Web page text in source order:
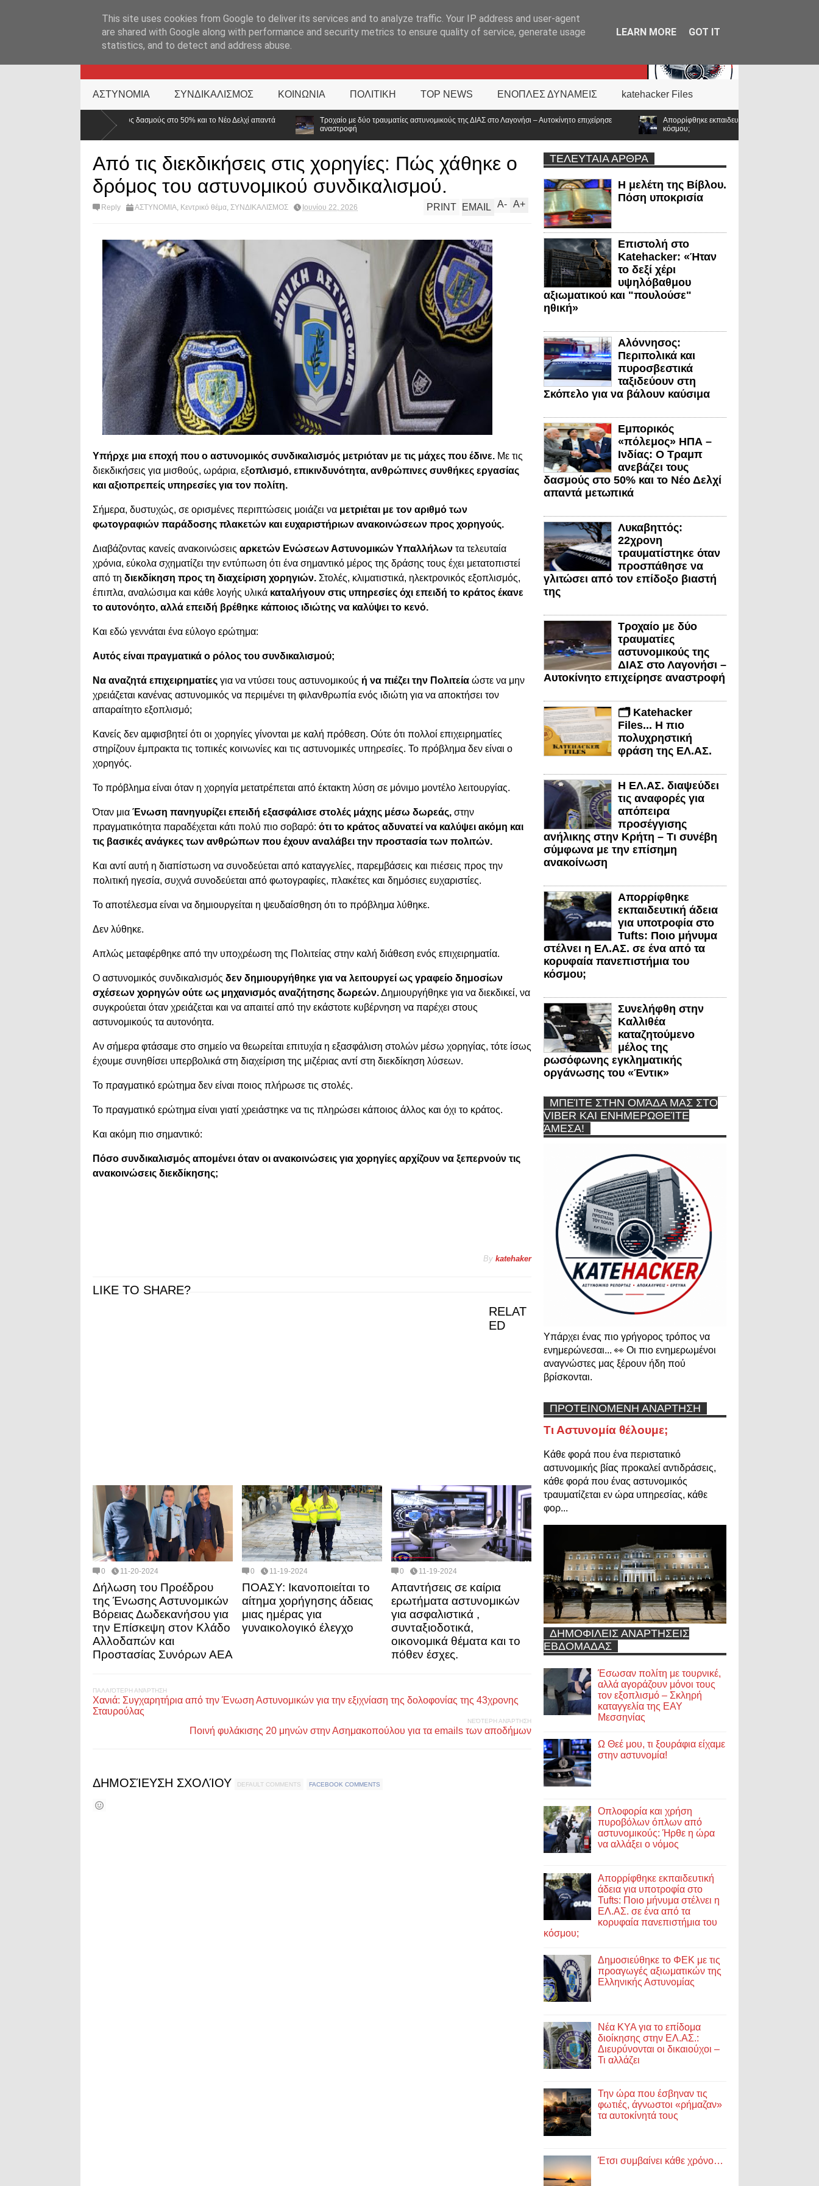
KATEHACKER
ΑΣΤΥΝΟΜΙΑ ΣΥΝΔΙΚΑΛΙΣΜΟΣ ΚΟΙΝΩΝΙΑ ΠΟΛΙΤΙΚΗ TOP NEWS ΕΝΟΠΛΕΣ ΔΥΝΑΜΕΙΣ katehacker Files
τους δασμούς στο 50% και το Νέο Δελχί απαντά
Τροχαίο με δύο τραυματίες αστυνομικούς της ΔΙΑΣ στο Λαγονήσι – Αυτοκίνητο επιχείρησε
Απορρίφθηκε εκπαιδευτική άδεια για υποτροφία στο Tufts: Ποιο μήνυμα
Από τις διεκδικήσεις στις χορηγίες: Πώς χάθηκε ο
δρόμος του αστυνομικού συνδικαλισμού.
Reply ΑΣΤΥΝΟΜΙΑ, Κεντρικό θέμα, ΣΥΝΔΙΚΑΛΙΣΜΟΣ Ιουνίου 22, 2026 A+
A-
PRINT EMAIL
Υπήρχε μια εποχή που ο αστυνομικός συνδικαλισμός μετριόταν με τις μάχες που έδινε. Με τις
διεκδικήσεις για μισθούς, ωράρια, εξοπλισμό, επικινδυνότητα, ανθρώπινες συνθήκες εργασίας
και αξιοπρεπείς υπηρεσίες για τον πολίτη.
Σήμερα, δυστυχώς, σε ορισμένες περιπτώσεις μοιάζει να μετριέται με τον αριθμό των
φωτογραφιών παράδοσης πλακετών και ευχαριστήριων ανακοινώσεων προς χορηγούς.
Διαβάζοντας κανείς ανακοινώσεις αρκετών Ενώσεων Αστυνομικών Υπαλλήλων τα τελευταία
χρόνια, εύκολα σχηματίζει την εντύπωση ότι ένα σημαντικό μέρος της δράσης τους έχει μετατοπιστεί
από τη διεκδίκηση προς τη διαχείριση χορηγιών. Στολές, κλιματιστικά, ηλεκτρονικός εξοπλισμός,
έπιπλα, αναλώσιμα και κάθε λογής υλικά καταλήγουν στις υπηρεσίες όχι επειδή το κράτος έκανε
το αυτονόητο, αλλά επειδή βρέθηκε κάποιος ιδιώτης να καλύψει το κενό.
Και εδώ γεννάται ένα εύλογο ερώτημα:
Αυτός είναι πραγματικά ο ρόλος του συνδικαλισμού;
Να αναζητά επιχειρηματίες για να ντύσει τους αστυνομικούς ή να πιέζει την Πολιτεία ώστε να μην
χρειάζεται κανένας αστυνομικός να περιμένει τη φιλανθρωπία ενός ιδιώτη για να αποκτήσει τον
απαραίτητο εξοπλισμό;
Κανείς δεν αμφισβητεί ότι οι χορηγίες γίνονται με καλή πρόθεση. Ούτε ότι πολλοί επιχειρηματίες
στηρίζουν έμπρακτα τις τοπικές κοινωνίες και τις αστυνομικές υπηρεσίες. Το πρόβλημα δεν είναι ο
χορηγός.
Το πρόβλημα είναι όταν η χορηγία μετατρέπεται από έκτακτη λύση σε μόνιμο μοντέλο λειτουργίας.
Όταν μια Ένωση πανηγυρίζει επειδή εξασφάλισε στολές μάχης μέσω δωρεάς, στην
πραγματικότητα παραδέχεται κάτι πολύ πιο σοβαρό: ότι το κράτος αδυνατεί να καλύψει ακόμη και
τις βασικές ανάγκες των ανθρώπων που έχουν αναλάβει την προστασία των πολιτών.
Και αντί αυτή η διαπίστωση να συνοδεύεται από καταγγελίες, παρεμβάσεις και πιέσεις προς την
πολιτική ηγεσία, συχνά συνοδεύεται από φωτογραφίες, πλακέτες και δημόσιες ευχαριστίες.
Το αποτέλεσμα είναι να δημιουργείται η ψευδαίσθηση ότι το πρόβλημα λύθηκε.
Δεν λύθηκε.
Απλώς μεταφέρθηκε από την υποχρέωση της Πολιτείας στην καλή διάθεση ενός επιχειρηματία.
Ο αστυνομικός συνδικαλισμός δεν δημιουργήθηκε για να λειτουργεί ως γραφείο δημοσίων
σχέσεων χορηγών ούτε ως μηχανισμός αναζήτησης δωρεών.Δημιουργήθηκε για να διεκδικεί, να
συγκρούεται όταν χρειάζεται και να απαιτεί από την εκάστοτε κυβέρνηση να παρέχει στους
αστυνομικούς τα αυτονόητα.
Αν σήμερα φτάσαμε στο σημείο να θεωρείται επιτυχία η εξασφάλιση στολών μέσω χορηγίας, τότε ίσως
έχουμε συνηθίσει υπερβολικά στη διαχείριση της μιζέριας αντί στη διεκδίκηση λύσεων.
Το πραγματικό ερώτημα δεν είναι ποιος πλήρωσε τις στολές.
Το πραγματικό ερώτημα είναι γιατί χρειάστηκε να τις πληρώσει κάποιος άλλος και όχι το κράτος.
Και ακόμη πιο σημαντικό:
Πόσο συνδικαλισμός απομένει όταν οι ανακοινώσεις για χορηγίες αρχίζουν να ξεπερνούν τις
ανακοινώσεις διεκδίκησης;
By katehaker
LIKE TO SHARE?
RELAT
ED
0 11-20-2024
Δήλωση του Προέδρου
της Ένωσης Αστυνομικών
Βόρειας Δωδεκανήσου για
την Επίσκεψη στον Κλάδο
Αλλοδαπών και
Προστασίας Συνόρων ΑΕΑ
0 11-19-2024
ΠΟΑΣΥ: Ικανοποιείται το
αίτημα χορήγησης άδειας
μιας ημέρας για
γυναικολογικό έλεγχο
0 11-19-2024
Απαντήσεις σε καίρια
ερωτήματα αστυνομικών
για ασφαλιστικά ,
συνταξιοδοτικά,
οικονομικά θέματα και το
πόθεν έσχες.
ΠΑΛΑΙΌΤΕΡΗ ΑΝΆΡΤΗΣΗ
Χανιά: Συγχαρητήρια από την Ένωση Αστυνομικών για την εξιχνίαση της δολοφονίας της 43χρονης
Σταυρούλας
ΝΕΌΤΕΡΗ ΑΝΆΡΤΗΣΗ
Ποινή φυλάκισης 20 μηνών στην Ασημακοπούλου για τα emails των αποδήμων
ΔΗΜΟΣΊΕΥΣΗ ΣΧΟΛΊΟΥ DEFAULT COMMENTS FACEBOOK COMMENTS
ΤΕΛΕΥΤΑΙΑ ΑΡΘΡΑ
Η μελέτη της Βίβλου.
Πόση υποκρισία
Επιστολή στο
Katehacker: «Ήταν
το δεξί χέρι
υψηλόβαθμου
αξιωματικού και "πουλούσε"
ηθική»
Αλόννησος:
Περιπολικά και
πυροσβεστικά
ταξιδεύουν στη
Σκόπελο για να βάλουν καύσιμα
Εμπορικός
«πόλεμος» ΗΠΑ –
Ινδίας: Ο Τραμπ
ανεβάζει τους
δασμούς στο 50% και το Νέο Δελχί
απαντά μετωπικά
Λυκαβηττός:
22χρονη
τραυματίστηκε όταν
προσπάθησε να
γλιτώσει από τον επίδοξο βιαστή
της
Τροχαίο με δύο
τραυματίες
αστυνομικούς της
ΔΙΑΣ στο Λαγονήσι –
Αυτοκίνητο επιχείρησε αναστροφή
🗂️ Katehacker
Files... Η πιο
πολυχρηστική
φράση της ΕΛ.ΑΣ.
Η ΕΛ.ΑΣ. διαψεύδει
τις αναφορές για
απόπειρα
προσέγγισης
ανήλικης στην Κρήτη – Τι συνέβη
σύμφωνα με την επίσημη
ανακοίνωση
Απορρίφθηκε
εκπαιδευτική άδεια
για υποτροφία στο
Tufts: Ποιο μήνυμα
στέλνει η ΕΛ.ΑΣ. σε ένα από τα
κορυφαία πανεπιστήμια του
κόσμου;
Συνελήφθη στην
Καλλιθέα
καταζητούμενο
μέλος της
ρωσόφωνης εγκληματικής
οργάνωσης του «Έντικ»
ΜΠΕΊΤΕ ΣΤΗΝ ΟΜΆΔΑ ΜΑΣ ΣΤΟ
VIBER ΚΑΙ ΕΝΗΜΕΡΩΘΕΊΤΕ
ΆΜΕΣΑ!
Υπάρχει ένας πιο γρήγορος τρόπος να
ενημερώνεσαι... 👀 Οι πιο ενημερωμένοι
αναγνώστες μας ξέρουν ήδη πού
βρίσκονται.
ΠΡΟΤΕΙΝΟΜΕΝΗ ΑΝΑΡΤΗΣΗ
Τι Αστυνομία θέλουμε;
Κάθε φορά που ένα περιστατικό
αστυνομικής βίας προκαλεί αντιδράσεις,
κάθε φορά που ένας αστυνομικός
τραυματίζεται εν ώρα υπηρεσίας, κάθε
φορ...
ΔΗΜΟΦΙΛΕΙΣ ΑΝΑΡΤΗΣΕΙΣ
ΕΒΔΟΜΑΔΑΣ
Έσωσαν πολίτη με τουρνικέ,
αλλά αγοράζουν μόνοι τους
τον εξοπλισμό – Σκληρή
καταγγελία της ΕΑΥ
Μεσσηνίας
Ω Θεέ μου, τι ξουράφια είχαμε
στην αστυνομία!
Οπλοφορία και χρήση
πυροβόλων όπλων από
αστυνομικούς: Ήρθε η ώρα
να αλλάξει ο νόμος
Απορρίφθηκε εκπαιδευτική
άδεια για υποτροφία στο
Tufts: Ποιο μήνυμα στέλνει η
ΕΛ.ΑΣ. σε ένα από τα
κορυφαία πανεπιστήμια του
κόσμου;
Δημοσιεύθηκε το ΦΕΚ με τις
προαγωγές αξιωματικών της
Ελληνικής Αστυνομίας
Νέα ΚΥΑ για το επίδομα
διοίκησης στην ΕΛ.ΑΣ.:
Διευρύνονται οι δικαιούχοι –
Τι αλλάζει
Την ώρα που έσβηναν τις
φωτιές, άγνωστοι «ρήμαζαν»
τα αυτοκίνητά τους
Έτσι συμβαίνει κάθε χρόνο…
This site uses cookies from Google to deliver its services and to analyze traffic. Your IP address and user-agent
are shared with Google along with performance and security metrics to ensure quality of service, generate usage
statistics, and to detect and address abuse.
LEARN MORE GOT IT